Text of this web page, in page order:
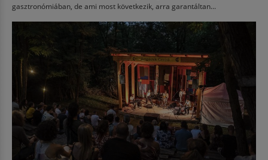
gasztronómiában, de ami most következik, arra garantáltan...